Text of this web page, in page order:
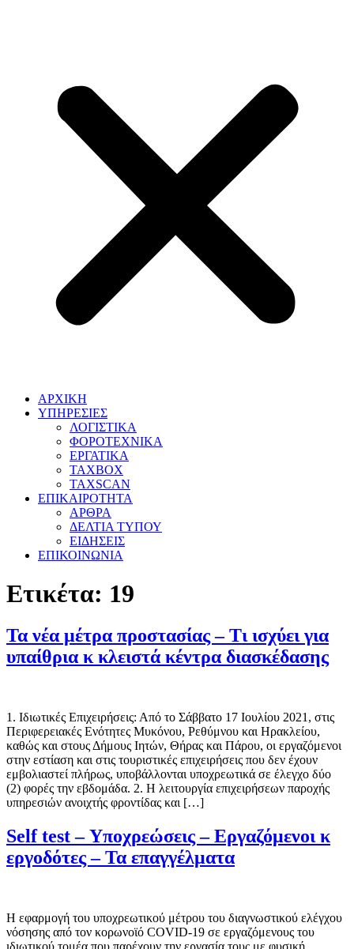
ΑΡΧΙΚΗ
ΥΠΗΡΕΣΙΕΣ
ΛΟΓΙΣΤΙΚΑ
ΦΟΡΟΤΕΧΝΙΚΑ
ΕΡΓΑΤΙΚΑ
TAXBOX
TAXSCAN
ΕΠΙΚΑΙΡΟΤΗΤΑ
ΑΡΘΡΑ
ΔΕΛΤΙΑ ΤΥΠΟΥ
ΕΙΔΗΣΕΙΣ
ΕΠΙΚΟΙΝΩΝΙΑ
Ετικέτα: 19
Τα νέα μέτρα προστασίας – Τι ισχύει για
υπαίθρια κ κλειστά κέντρα διασκέδασης
1. Ιδιωτικές Επιχειρήσεις: Από το Σάββατο 17 Ιουλίου 2021, στις
Περιφερειακές Ενότητες Μυκόνου, Ρεθύμνου και Ηρακλείου,
καθώς και στους Δήμους Ιητών, Θήρας και Πάρου, οι εργαζόμενοι
στην εστίαση και στις τουριστικές επιχειρήσεις που δεν έχουν
εμβολιαστεί πλήρως, υποβάλλονται υποχρεωτικά σε έλεγχο δύο
(2) φορές την εβδομάδα. 2. Η λειτουργία επιχειρήσεων παροχής
υπηρεσιών ανοιχτής φροντίδας και […]
Self test – Υποχρεώσεις – Εργαζόμενοι κ
εργοδότες – Τα επαγγέλματα
Η εφαρμογή του υποχρεωτικού μέτρου του διαγνωστικού ελέγχου
νόσησης από τον κορωνοϊό COVID-19 σε εργαζόμενους του
ιδιωτικού τομέα που παρέχουν την εργασία τους με φυσική